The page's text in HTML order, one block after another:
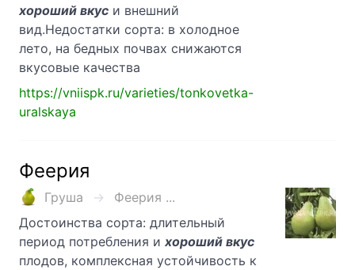
хороший вкус и внешний
вид.Недостатки сорта: в холодное
лето, на бедных почвах снижаются
вкусовые качества
https://vniispk.ru/varieties/tonkovetka-
uralskaya
Феерия
Груша
Феерия ...
Достоинства сорта: длительный
период потребления и хороший вкус
плодов, комплексная устойчивость к